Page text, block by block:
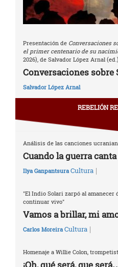
Presentación de Conversaciones
el primer centenario de su
2026), de Salvador López Arnal (ed.)
Conversaciones sobre
Salvador López Arnal
REBELIÓN
Análisis de las canciones
Cuando la guerra canta
Ilya Ganpantsura Cultura |
"El Indio Solari zarpó al
continuar vivo"
Vamos a brillar, mi
Carlos Moreira Cultura |
Homenaje a Willie Colon,
¡Oh, qué será, que